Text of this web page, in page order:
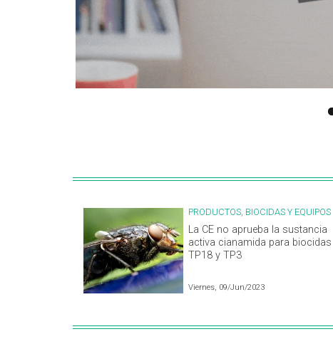
PRODUCTOS, BIOCIDAS Y EQUIPOS
La CE no aprueba la sustancia
activa cianamida para biocidas
TP18 y TP3
Viernes, 09/Jun/2023